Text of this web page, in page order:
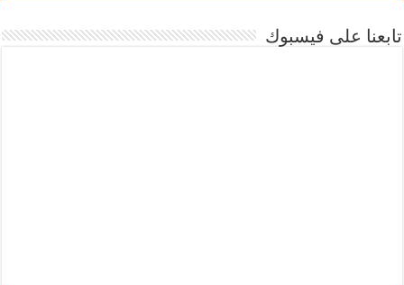
تابعنا على فيسبوك